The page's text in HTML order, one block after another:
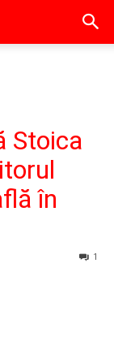
Stoica
în
1